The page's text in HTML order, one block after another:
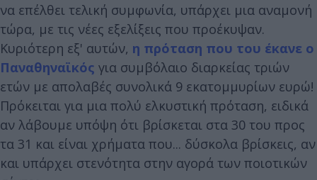
να επέλθει τελική συμφωνία, υπάρχει μια αναμονή
τώρα, με τις νέες εξελίξεις που προέκυψαν.
Κυριότερη εξ' αυτών, η πρόταση που του έκανε ο
Παναθηναϊκός για συμβόλαιο διαρκείας τριών
ετών με απολαβές συνολικά 9 εκατομμυρίων ευρώ!
Πρόκειται για μια πολύ ελκυστική πρόταση, ειδικά
αν λάβουμε υπόψη ότι βρίσκεται στα 30 του προς
τα 31 και είναι χρήματα που... δύσκολα βρίσκεις, αν
και υπάρχει στενότητα στην αγορά των ποιοτικών